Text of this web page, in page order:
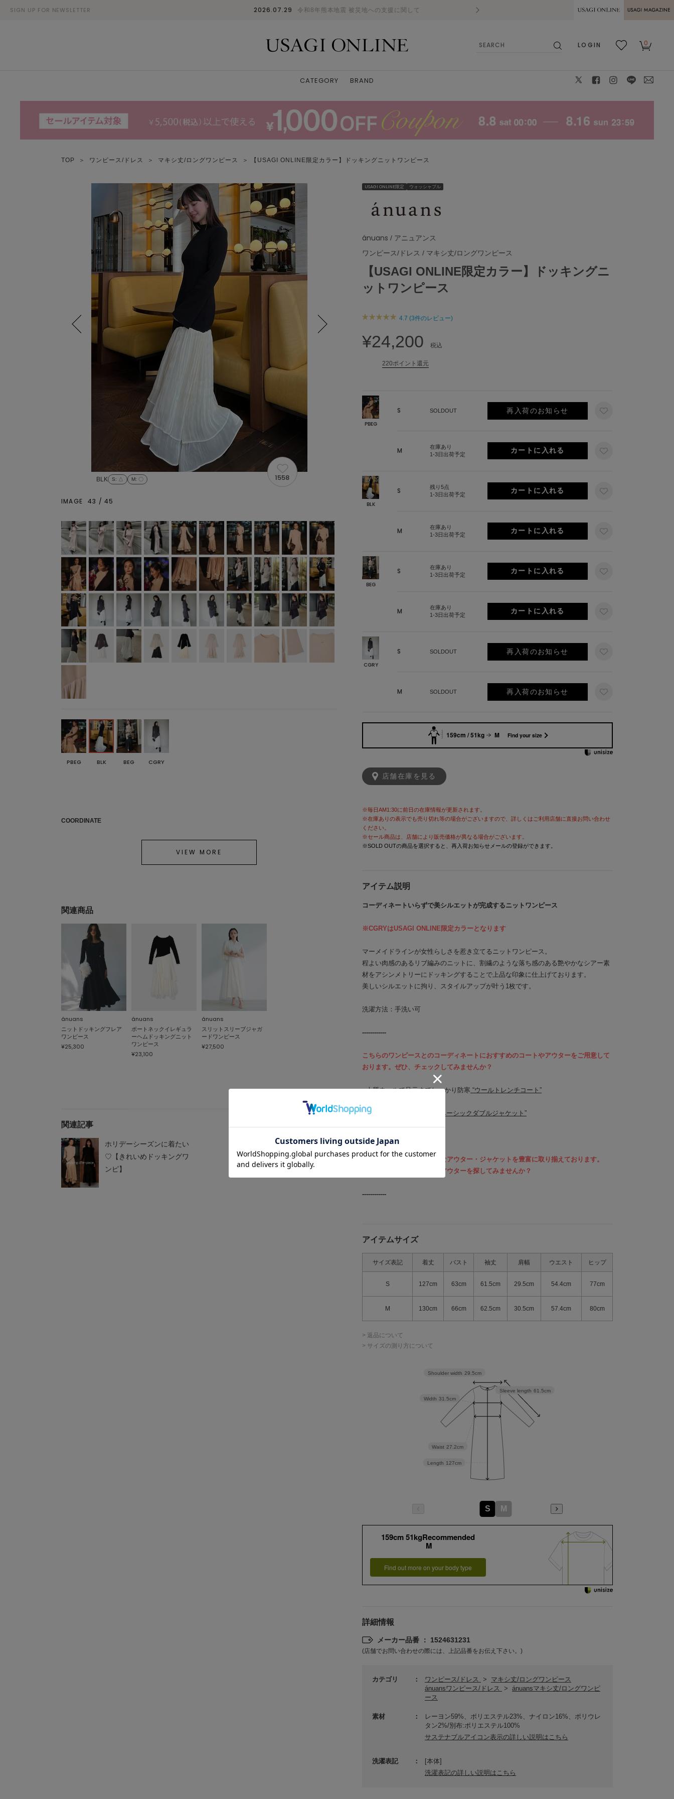
SIGN UP FOR NEWSLETTER 2026.07.29 令和8年熊本地震 被災地への支援に関して 熊本県熊本地方を震源とする地震の影響に
MAGAZINE
LOGIN
0
CATEGORY BRAND
TOP ＞ ワンピース/ドレス ＞ マキシ丈/ロングワンピース ＞ 【USAGI ONLINE限定カラー】ドッキングニットワンピース
USAGI ONLINE限定 ウォッシャブル
ánuans / アニュアンス
ワンピース/ドレス / マキシ丈/ロングワンピース
【USAGI ONLINE限定カラー】ドッキングニ
ットワンピース
4.7 (3件のレビュー)
¥24,200 税込
220ポイント還元
PBEG
S SOLDOUT 再入荷のお知らせ
M
在庫あり
1-3日出荷予定
BLK
S
残り5点
1-3日出荷予定
M
在庫あり
1-3日出荷予定
BEG
S
在庫あり
1-3日出荷予定
M
在庫あり
1-3日出荷予定
CGRY
S SOLDOUT 再入荷のお知らせ
M SOLDOUT 再入荷のお知らせ
159cm / 51kg M Find your size
店舗在庫を見る
※毎日AM1:30に前日の在庫情報が更新されます。
※在庫ありの表示でも売り切れ等の場合がございますので、詳しくはご利用店舗に直接お問い合わせ
ください。
※セール商品は、店舗により販売価格が異なる場合がございます。
※SOLD OUTの商品を選択すると、再入荷お知らせメールの登録ができます。
アイテム説明
コーディネートいらずで美シルエットが完成するニットワンピース
※CGRYはUSAGI ONLINE限定カラーとなります
マーメイドラインが女性らしさを惹き立てるニットワンピース。
程よい肉感のあるリブ編みのニットに、割繊のような落ち感のある艶やかなシアー素
材をアシンメトリーにドッキングすることで上品な印象に仕上げております。
美しいシルエットに拘り、スタイルアップが叶う1枚です。
洗濯方法：手洗い可
------------
こちらのワンピースとのコーディネートにおすすめのコートやアウターをご用意して
おります。ぜひ、チェックしてみませんか？
■上質ウールで足元までしっかり防寒 “ウールトレンチコート”
■オフィスカジュアルなら “ベーシックダブルジャケット”
他にもバリエーション豊かなアウター・ジャケットを豊富に取り揃えております。
からお好みのアウターを探してみませんか？
------------
アイテムサイズ
サイズ表記 着丈 バスト 袖丈 肩幅 ウエスト ヒップ
S 127cm 63cm 61.5cm 29.5cm 54.4cm 77cm
M 130cm 66cm 62.5cm 30.5cm 57.4cm 80cm
> 返品について
> サイズの測り方について
Sleeve length 61.5cm
Length 127cm
Waist 27.2cm
Width 31.5cm
Shoulder width 29.5cm
S M
159cm 51kgRecommended
M
Find out more on your body type
詳細情報
メーカー品番 ： 1524631231
(店舗でお問い合わせの際には、上記品番をお伝え下さい。)
カテゴリ ワンピース/ドレス >
マキシ丈/ロングワンピース
ánuansワンピース/ドレス
> ánuansマキシ丈/ロングワンピ
ース
素材
レーヨン59%、ポリエステル23%、ナイロン16%、ポリウレ
タン2%/別布:ポリエステル100%
サステナブルアイコン表示の詳しい説明はこちら
洗濯表記
[本体]
洗濯表記の詳しい説明はこちら
BLK S: △ M: 〇 1558
IMAGE 43 /45
PBEG BLK BEG CGRY
COORDINATE
VIEW MORE
関連商品
ánuans
ニットドッキングフレア
ワンピース
¥25,300
ánuans
ボートネックイレギュラ
ーヘムドッキングニット
ワンピース
¥23,100
ánuans
スリットスリーブジャガ
ードワンピース
¥27,500
関連記事
ホリデーシーズンに着たい
♡【きれいめドッキングワ
ンピ】